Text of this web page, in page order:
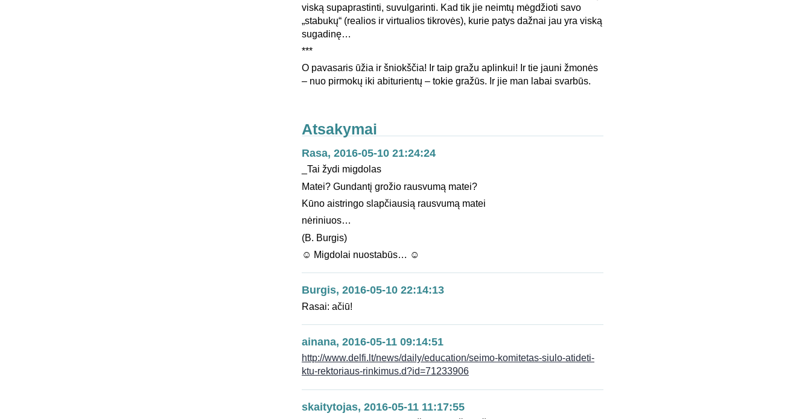
viską supaprastinti, suvulgarinti. Kad tik jie neimtų mėgdžioti savo
„stabukų“ (realios ir virtualios tikrovės), kurie patys dažnai jau yra viską
sugadinę…
***
O pavasaris ūžia ir šniokščia! Ir taip gražu aplinkui! Ir tie jauni žmonės
– nuo pirmokų iki abiturientų – tokie gražūs. Ir jie man labai svarbūs.
Atsakymai
Rasa, 2016-05-10 21:24:24
_Tai žydi migdolas
Matei? Gundantį grožio rausvumą matei?
Kūno aistringo slapčiausią rausvumą matei
nėriniuos…
(B. Burgis)
☺ Migdolai nuostabūs… ☺
Burgis, 2016-05-10 22:14:13
Rasai: ačiū!
ainana, 2016-05-11 09:14:51
http://www.delfi.lt/news/daily/education/seimo-komitetas-siulo-atideti-
ktu-rektoriaus-rinkimus.d?id=71233906
skaitytojas, 2016-05-11 11:17:55